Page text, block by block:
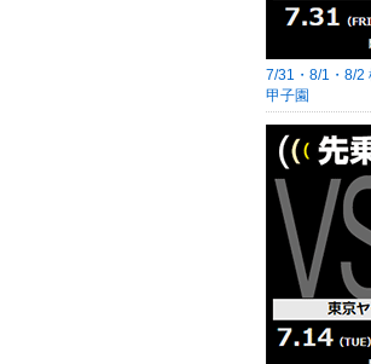
7/31・8/1・8/2
甲子園